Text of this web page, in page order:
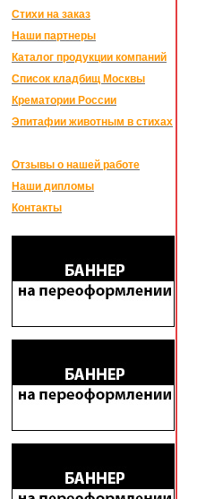
Стихи на заказ
Наши партнеры
Каталог продукции компаний
Список кладбищ Москвы
Крематории России
Эпитафии животным в стихах
Отзывы о нашей работе
Наши дипломы
Контакты